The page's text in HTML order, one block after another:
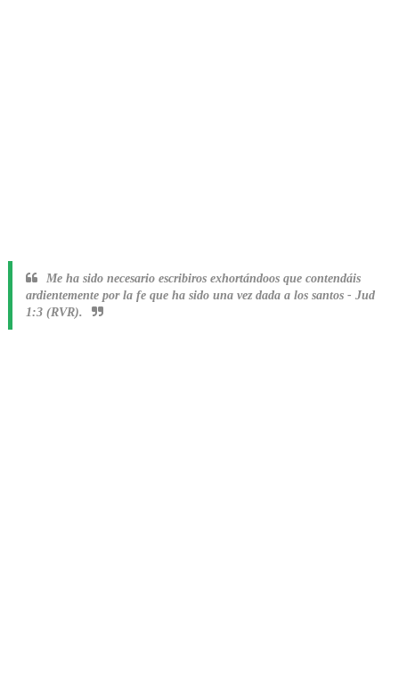
Me ha sido necesario escribiros exhortándoos que contendáis
ardientemente por la fe que ha sido una vez dada a los santos - Jud
1:3 (RVR).